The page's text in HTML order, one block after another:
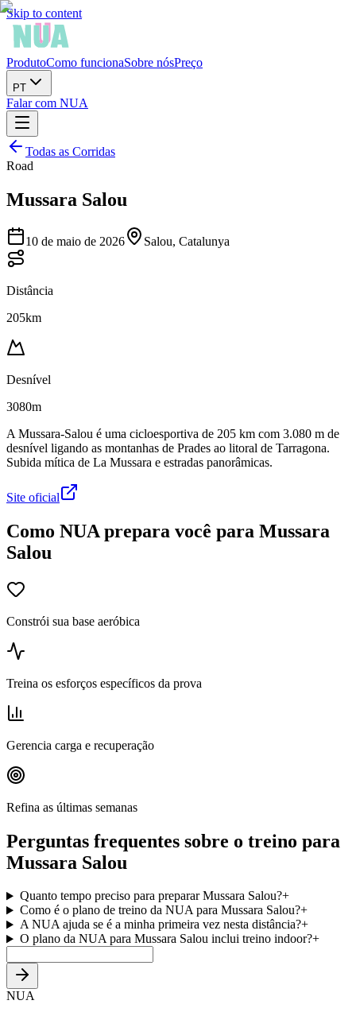
Skip to content
ProdutoComo funcionaSobre nósPreço
PT
Falar com NUA
Todas as Corridas
Road
Mussara Salou
10 de maio de 2026 Salou, Catalunya
Distância
205km
Desnível
3080m
A Mussara-Salou é uma cicloesportiva de 205 km com 3.080 m de
desnível ligando as montanhas de Prades ao litoral de Tarragona.
Subida mítica de La Mussara e estradas panorâmicas.
Site oficial
Como NUA prepara você para Mussara
Salou
Constrói sua base aeróbica
Treina os esforços específicos da prova
Gerencia carga e recuperação
Refina as últimas semanas
Perguntas frequentes sobre o treino para
Mussara Salou
Quanto tempo preciso para preparar Mussara Salou?+
Como é o plano de treino da NUA para Mussara Salou?+
A NUA ajuda se é a minha primeira vez nesta distância?+
O plano da NUA para Mussara Salou inclui treino indoor?+
NUA